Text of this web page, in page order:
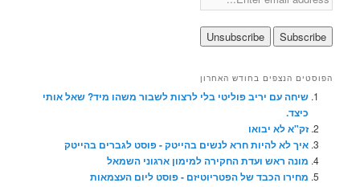
הפוסטים הנצפים בחודש האחרון
שיחה עם יריב פוליטי בלי לרצות לשבור משהו מיד? שאל אותי
כיצד.
זק"א לא יבואו
איך לא להיות חרא לנשים בהייטק - פוסט לגברים בהייטק
מונה ראש ועדת החקירה למימון ארגוני השמאל
מחירו הכבד של הפטריוטיזם - פוסט ליום העצמאות